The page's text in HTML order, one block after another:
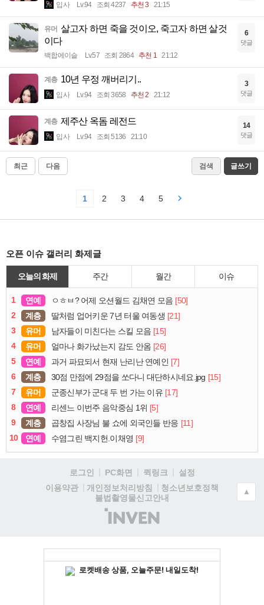
입사 Lv.94 조회 4237 추천 3 21:15
유머 살고자 하면 죽을 것이오, 죽고자 하면 살것
이다
백합에이슬 Lv.57 조회 2864 추천 1 21:12
6
댓글
계층 10년 우정 깨버리기..
입사 Lv.94 조회 3658 추천 2 21:12
3
댓글
계층 제주산 옥돔 레전드
입사 Lv.94 조회 5136 21:10
14
댓글
최근 다음 검색 글쓰기
1 2 3 4 5
오픈 이슈 갤러리 화제글
오늘의 화제 주간 월간 이슈
1 연예 ㅇㅎㅂ? 어제 오션월드 김채연 모음 [50]
2
계층 딸처럼 업어키운 7년 터울 여동생 [21]
3
유머 남자들이 미친다는 스킬 모음 [15]
4
유머 얼마나 화가났는지 감도 안옴 [26]
5
연예 과거 파묘되서 현재 난리난 연예인 [7]
6
계층 30점 만점에 29점을 쏘다니 대단하시네요.jpg [15]
7
유머 군종신부가 군대 두 번 가는 이유 [17]
8
연예 리센느 이번주 음악중심 1위 [5]
9
계층 곱창집 사장님 불 쇼에 외국인들 반응 [11]
10
연예 수염그린 백지헌.이채영 [9]
로그인 PC화면 퀵링크
설정
이용약관
개인정보처리방침
청소년보호정책
불법촬영물신고안내
(주)
인
▲